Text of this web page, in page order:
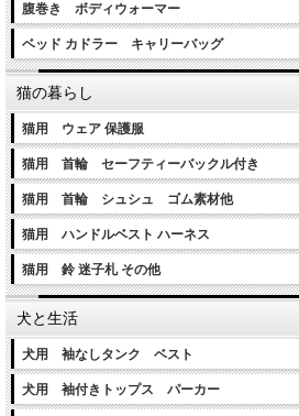
腹巻き ボディウォーマー
ベッド カドラー キャリーバッグ
猫の暮らし
猫用 ウェア 保護服
猫用 首輪 セーフティーバックル付き
猫用 首輪 シュシュ ゴム素材他
猫用 ハンドルベスト ハーネス
猫用 鈴 迷子札 その他
犬と生活
犬用 袖なしタンク ベスト
犬用 袖付きトップス パーカー